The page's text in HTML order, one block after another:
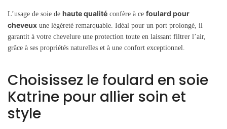
L’usage de soie de haute qualité confère à ce foulard pour
cheveux une légèreté remarquable. Idéal pour un port prolongé, il
garantit à votre chevelure une protection toute en laissant filtrer l’air,
grâce à ses propriétés naturelles et à une confort exceptionnel.
Choisissez le foulard en soie
Katrine pour allier soin et
style